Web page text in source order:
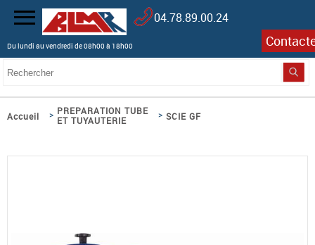
04.78.89.00.24
Du lundi au vendredi de 08h00 à 18h00
Accueil > PREPARATION TUBE
ET TUYAUTERIE
> SCIE GF